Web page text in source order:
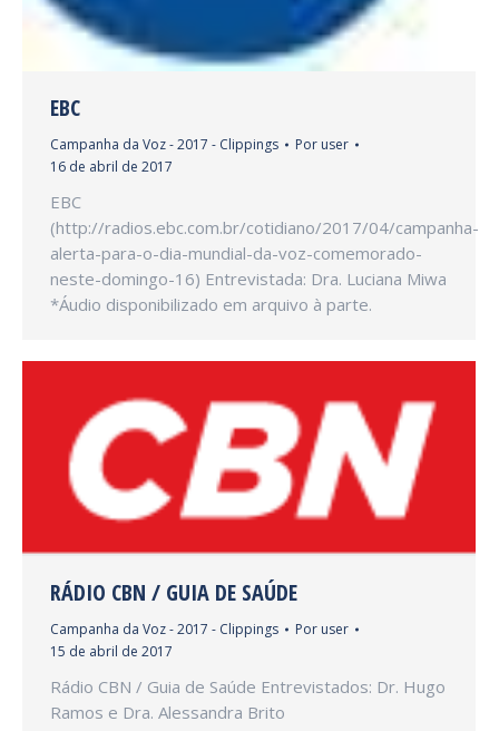
EBC
Campanha da Voz - 2017 - Clippings Por user
16 de abril de 2017
EBC
(http://radios.ebc.com.br/cotidiano/2017/04/campanha-
alerta-para-o-dia-mundial-da-voz-comemorado-
neste-domingo-16) Entrevistada: Dra. Luciana Miwa
*Áudio disponibilizado em arquivo à parte.
RÁDIO CBN / GUIA DE SAÚDE
Campanha da Voz - 2017 - Clippings Por user
15 de abril de 2017
Rádio CBN / Guia de Saúde Entrevistados: Dr. Hugo
Ramos e Dra. Alessandra Brito